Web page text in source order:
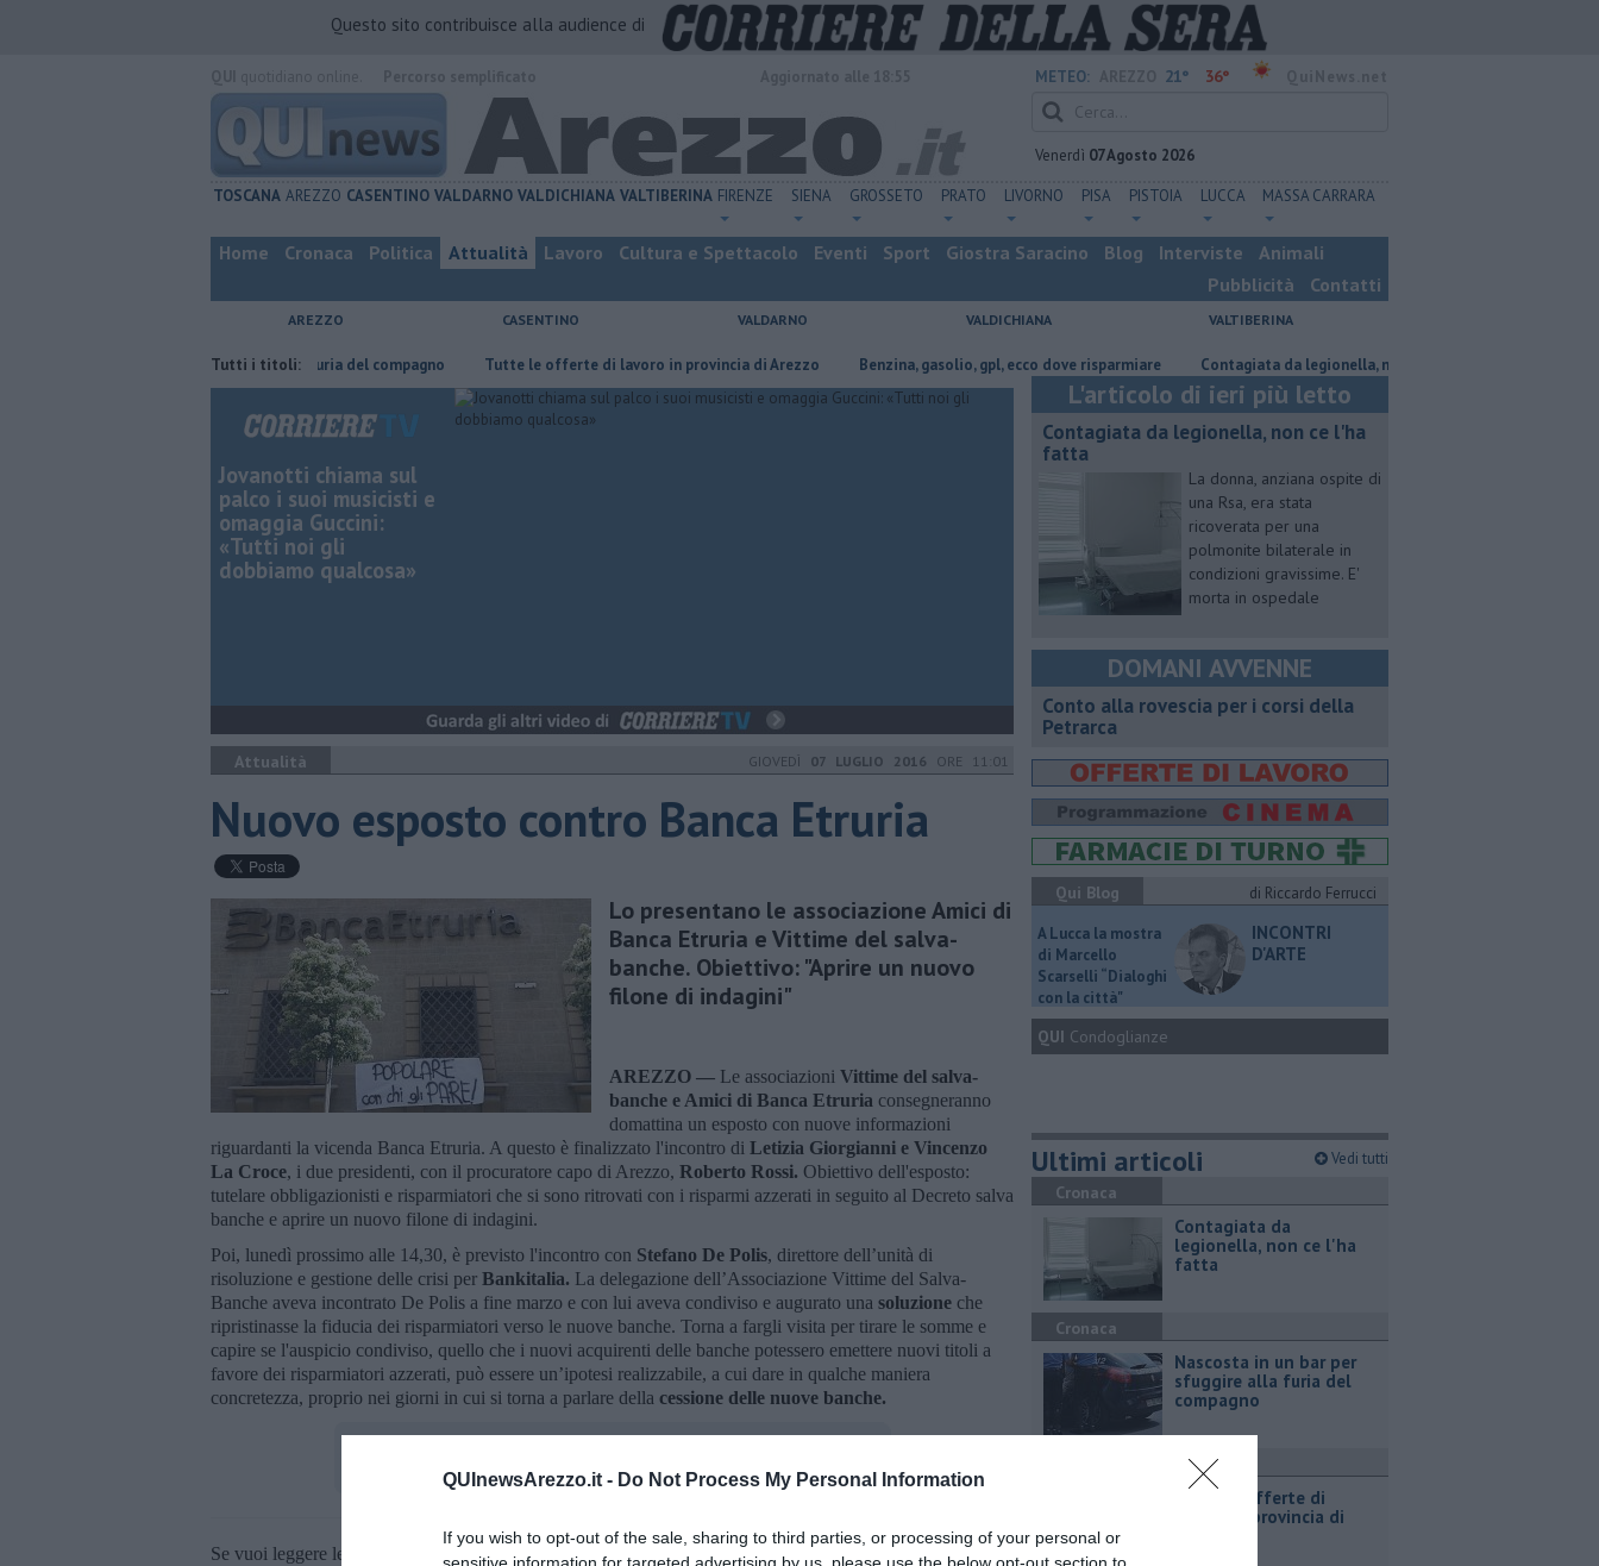
QUInewsArezzo.it - Do Not Process My Personal Information
If you wish to opt-out of the sale, sharing to third parties, or processing of your personal or
Questo sito contribuisce alla audience di
METEO: 21° 36°
Venerdì 07 Agosto 2026
TOSCANA AREZZO CASENTINO VALDARNO VALDICHIANA VALTIBERINA FIRENZE SIENA GROSSETO PRATO LIVORNO PISA PISTOIA LUCCA MASSA CARRARA
Home Cronaca Politica Attualità Lavoro Cultura e Spettacolo Eventi Sport Giostra Saracino Blog Interviste
Animali
Pubblicità
Contatti
AREZZO CASENTINO VALDARNO VALDICHIANA VALTIBERINA
Tutti i titoli:
Nascosta in un bar per sfuggire alla furia del compagno ​Tutte le offerte di lavoro in provincia di Arezzo ​Benzina, gasolio, gpl, ecco dove risparmiare Contagiata da legionella, non ce l'ha fatta
Jovanotti chiama sul
palco i suoi musicisti e
omaggia Guccini:
«Tutti noi gli
dobbiamo qualcosa»
Attualità GIOVEDÌ 07 LUGLIO 2016 ORE 11:01
Nuovo esposto contro Banca Etruria
Lo presentano le associazione Amici di
Banca Etruria e Vittime del salva-
banche. Obiettivo: "Aprire un nuovo
filone di indagini"
AREZZO — Le associazioni Vittime del salva-
banche e Amici di Banca Etruria consegneranno
domattina un esposto con nuove informazioni
riguardanti la vicenda Banca Etruria. A questo è finalizzato l'incontro di Letizia Giorgianni e Vincenzo
La Croce, i due presidenti, con il procuratore capo di Arezzo, Roberto Rossi. Obiettivo dell'esposto:
tutelare obbligazionisti e risparmiatori che si sono ritrovati con i risparmi azzerati in seguito al Decreto salva
banche e aprire un nuovo filone di indagini.
Poi, lunedì prossimo alle 14,30, è previsto l'incontro con Stefano De Polis, direttore dell’unità di
risoluzione e gestione delle crisi per Bankitalia. La delegazione dell’Associazione Vittime del Salva-
Banche aveva incontrato De Polis a fine marzo e con lui aveva condiviso e augurato una soluzione che
ripristinasse la fiducia dei risparmiatori verso le nuove banche. Torna a fargli visita per tirare le somme e
capire se l'auspicio condiviso, quello che i nuovi acquirenti delle banche potessero emettere nuovi titoli a
favore dei risparmiatori azzerati, può essere un’ipotesi realizzabile, a cui dare in qualche maniera
concretezza, proprio nei giorni in cui si torna a parlare della cessione delle nuove banche.
Se vuoi leggere le notizie principali della Toscana iscriviti alla
Newsletter QUInews - ToscanaMedia.
L'articolo di ieri più letto
Contagiata da legionella, non ce l'ha
fatta
La donna, anziana ospite di
una Rsa, era stata
ricoverata per una
polmonite bilaterale in
condizioni gravissime. E'
morta in ospedale
DOMANI AVVENNE
​Conto alla rovescia per i corsi della
Petrarca
Qui Blog
di Riccardo Ferrucci
A Lucca la mostra
di Marcello
Scarselli “Dialoghi
con la città"
INCONTRI
D'ARTE
QUI Condoglianze
Ultimi articoli Vedi tutti
Cronaca
Contagiata da
legionella, non ce l'ha
fatta
Cronaca
Nascosta in un bar per
sfuggire alla furia del
compagno
​Tutte le offerte di
lavoro in provincia di